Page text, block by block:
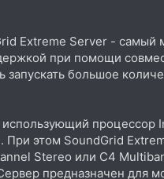
Extreme Server -
при помощи
запускать большое
этом SoundGrid
Stereo или C4
предназначен для